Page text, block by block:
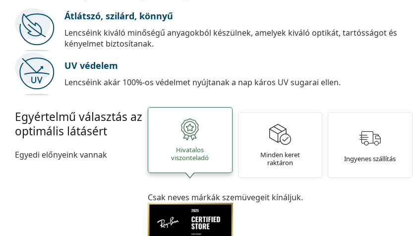
Átlátszó, szilárd, könnyű
Lencséink kiváló minőségű anyagokból készülnek, amelyek kiváló optikát, tartósságot és
kényelmet biztosítanak.
UV védelem
Lencséink akár 100%-os védelmet nyújtanak a nap káros UV sugarai ellen.
Egyértelmű választás az
optimális látásért
Egyedi előnyeink vannak
Hivatalos
viszonteladó
Minden keret
raktáron
Ingyenes szállítás
Csak neves márkák szemüvegeit kínáljuk.